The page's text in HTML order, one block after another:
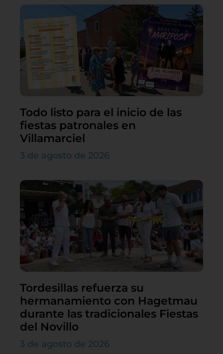
Todo listo para el inicio de las
fiestas patronales en
Villamarciel
3 de agosto de 2026
Tordesillas refuerza su
hermanamiento con Hagetmau
durante las tradicionales Fiestas
del Novillo
3 de agosto de 2026